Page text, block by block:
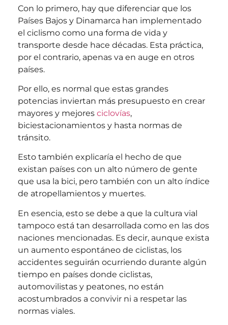
Con lo primero, hay que diferenciar que los
Países Bajos y Dinamarca han implementado
el ciclismo como una forma de vida y
transporte desde hace décadas. Esta práctica,
por el contrario, apenas va en auge en otros
países.
Por ello, es normal que estas grandes
potencias inviertan más presupuesto en crear
mayores y mejores ciclovías,
biciestacionamientos y hasta normas de
tránsito.
Esto también explicaría el hecho de que
existan países con un alto número de gente
que usa la bici, pero también con un alto índice
de atropellamientos y muertes.
En esencia, esto se debe a que la cultura vial
tampoco está tan desarrollada como en las dos
naciones mencionadas. Es decir, aunque exista
un aumento espontáneo de ciclistas, los
accidentes seguirán ocurriendo durante algún
tiempo en países donde ciclistas,
automovilistas y peatones, no están
acostumbrados a convivir ni a respetar las
normas viales.